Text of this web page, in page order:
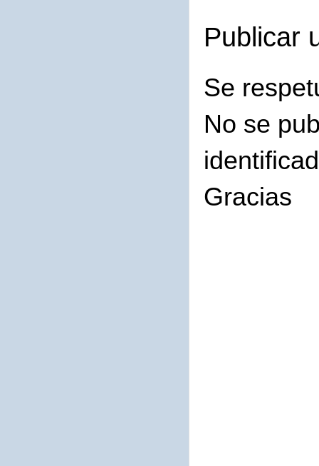
Publicar
Se
No se
Gracias